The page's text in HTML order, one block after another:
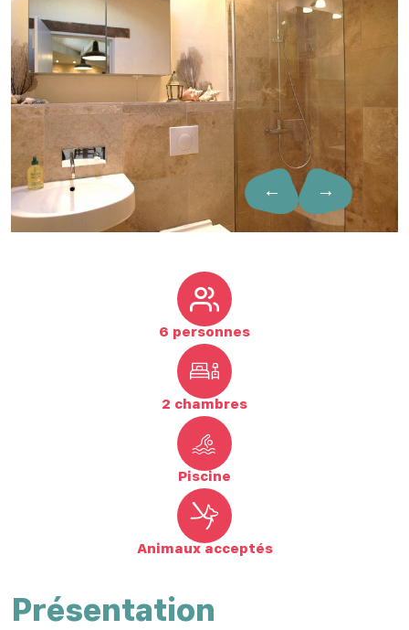
← →
6 personnes
2 chambres
Piscine
Animaux acceptés
Présentation